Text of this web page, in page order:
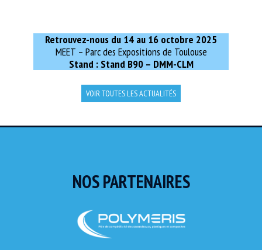
Retrouvez-nous du 14 au 16 octobre 2025
MEET – Parc des Expositions de Toulouse
Stand : Stand B90 – DMM-CLM
VOIR TOUTES LES ACTUALITÉS
NOS PARTENAIRES